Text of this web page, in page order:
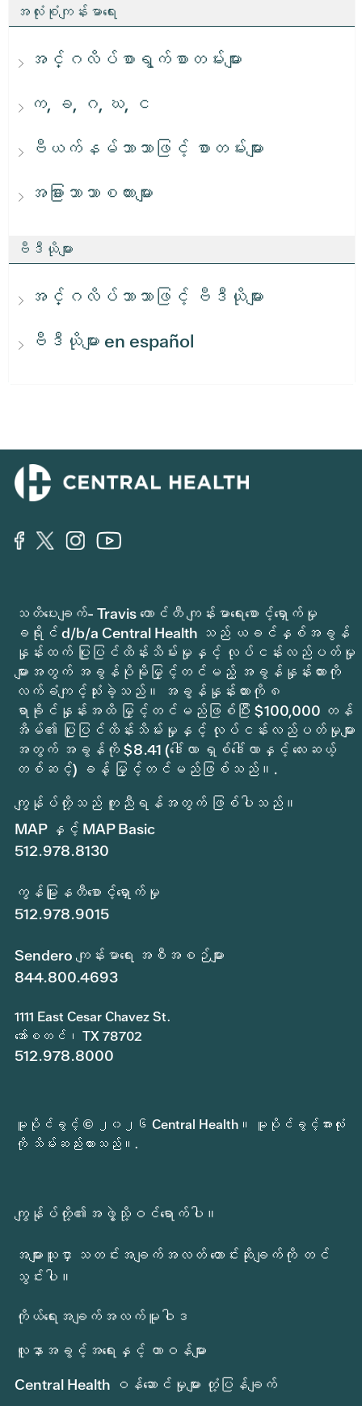
အလုံးစုံကျန်းမာရေး
အင်္ဂလိပ်စာရွက်စာတမ်းများ
က, ခ, ဂ, ဃ, င
ဗီယက်နမ်ဘာသာဖြင့် စာတမ်းများ
အခြားဘာသာစကားများ
ဗီဒီယိုများ
အင်္ဂလိပ်ဘာသာဖြင့် ဗီဒီယိုများ
ဗီဒီယိုများ en español
သတိပေးချက်- Travis ကောင်တီ ကျန်းမာရေးစောင့်ရှောက်မှု
ခရိုင် d/b/a Central Health သည် ယခင်နှစ်အခွန်
နှုန်းထက် ပြုပြင်ထိန်းသိမ်းမှုနှင့် လုပ်ငန်းလည်ပတ်မှု
များအတွက် အခွန်ပိုမိုမြှင့်တင်မည့် အခွန်နှုန်းထားကို
လက်ခံကျင့်သုံးခဲ့သည်။ အခွန်နှုန်းထားကို ၈
ရာခိုင်နှုန်းအထိ မြှင့်တင်မည်ဖြစ်ပြီး $100,000 တန်
အိမ်၏ ပြုပြင်ထိန်းသိမ်းမှုနှင့် လုပ်ငန်းလည်ပတ်မှုများ
အတွက် အခွန်ကို $8.41 (ဒေါ်လာ ရှစ်ဒေါ်လာနှင့် လေးဆယ့်
တစ်ဆင့်) ခန့် မြှင့်တင်မည်ဖြစ်သည်။.
ကျွန်ုပ်တို့သည် ကူညီရန်အတွက် ဖြစ်ပါသည်။
MAP နှင့် MAP Basic
512.978.8130
ကွန်မြူနတီစောင့်ရှောက်မှု
512.978.9015
Sendero ကျန်းမာရေး အစီအစဉ်များ
844.800.4693
1111 East Cesar Chavez St.
အော်စတင်၊ TX 78702
512.978.8000
မူပိုင်ခွင့် © ၂၀၂၆ Central Health။ မူပိုင်ခွင့်အားလုံး
ကို သိမ်းဆည်းထားသည်။.
ကျွန်ုပ်တို့၏အဖွဲ့သို့ဝင်ရောက်ပါ။
အများသူငှာ သတင်းအချက်အလတ် တောင်းဆိုချက်ကို တင်
သွင်းပါ။
ကိုယ်ရေးအချက်အလက်မူဝါဒ
လူနာအခွင့်အရေးနှင့် တာဝန်များ
Central Health ဝန်ဆောင်မှုများ တုံ့ပြန်ချက်